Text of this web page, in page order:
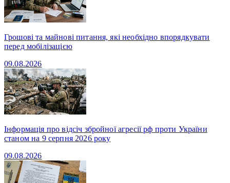
Грошові та майнові питання, які необхідно впорядкувати
перед мобілізацією
09.08.2026
Інформація про відсіч збройної агресії рф проти України
станом на 9 серпня 2026 року
09.08.2026